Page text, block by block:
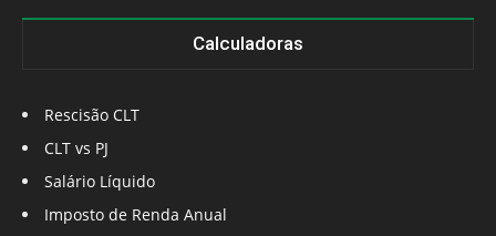
Calculadoras
Rescisão CLT
CLT vs PJ
Salário Líquido
Imposto de Renda Anual